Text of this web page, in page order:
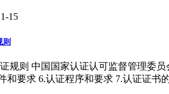
15
则
规则 中国国家认证认可监督管理委
和要求 6.认证程序和要求 7.认证证